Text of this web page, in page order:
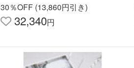
30％OFF (13,860円引き)
32,340円